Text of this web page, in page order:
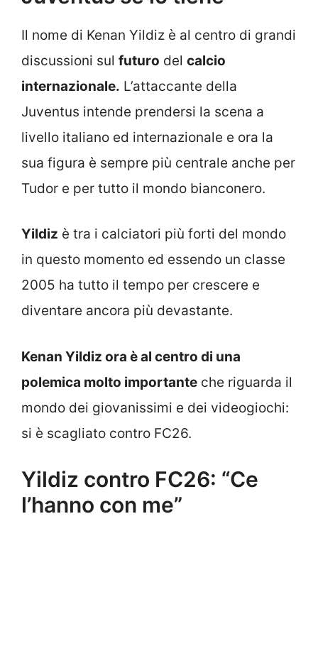
Il nome di Kenan Yildiz è al centro di grandi
discussioni sul futuro del calcio
internazionale. L’attaccante della
Juventus intende prendersi la scena a
livello italiano ed internazionale e ora la
sua figura è sempre più centrale anche per
Tudor e per tutto il mondo bianconero.
Yildiz è tra i calciatori più forti del mondo
in questo momento ed essendo un classe
2005 ha tutto il tempo per crescere e
diventare ancora più devastante.
Kenan Yildiz ora è al centro di una
polemica molto importante che riguarda il
mondo dei giovanissimi e dei videogiochi:
si è scagliato contro FC26.
Yildiz contro FC26: “Ce
l’hanno con me”